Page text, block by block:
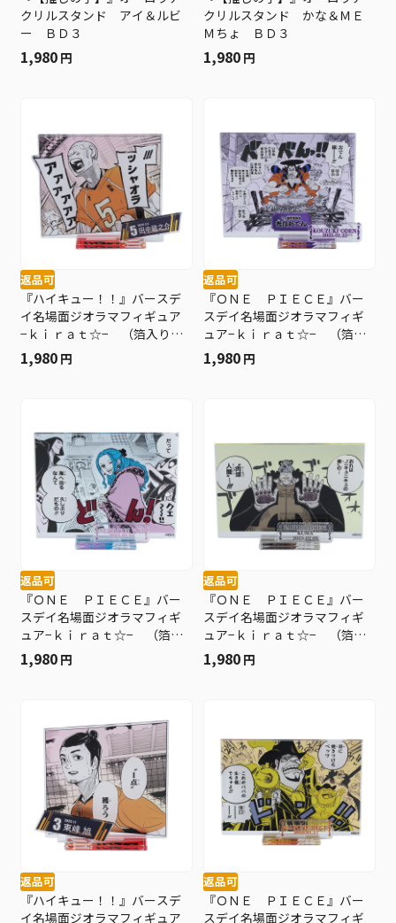
クリルスタンド アイ＆ルビ
ー ＢＤ３
1,980 円
クリルスタンド かな＆ＭＥ
Ｍちょ ＢＤ３
1,980 円
返品可
『ハイキュー！！』バースデ
イ名場面ジオラマフィギュア
−ｋｉｒａｔ☆− （箔入りア
クリル） 田中龍之介 ＢＥ
１
1,980 円
返品可
『ＯＮＥ ＰＩＥＣＥ』バー
スデイ名場面ジオラマフィギ
ュア−ｋｉｒａｔ☆− （箔入
りアクリル） 光月おでん
ＢＥ１
1,980 円
返品可
『ＯＮＥ ＰＩＥＣＥ』バー
スデイ名場面ジオラマフィギ
ュア−ｋｉｒａｔ☆− （箔入
りアクリル） ネフェルタ
リ・ビビ ＢＥ１
1,980 円
返品可
『ＯＮＥ ＰＩＥＣＥ』バー
スデイ名場面ジオラマフィギ
ュア−ｋｉｒａｔ☆− （箔入
りアクリル） バーソロミュ
ー・くま ＢＥ１
1,980 円
返品可
『ハイキュー！！』バースデ
イ名場面ジオラマフィギュア
返品可
『ＯＮＥ ＰＩＥＣＥ』バー
スデイ名場面ジオラマフィギ